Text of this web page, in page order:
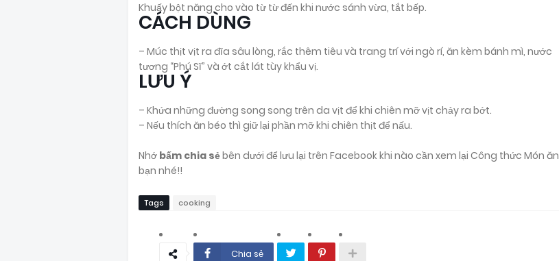
Khuấy bột năng cho vào từ từ đến khi nước sánh vừa, tắt bếp.
CÁCH DÙNG
– Múc thịt vịt ra đĩa sâu lòng, rắc thêm tiêu và trang trí với ngò rí, ăn kèm bánh mì, nước
tương “Phú Sĩ” và ớt cắt lát tùy khẩu vị.
LƯU Ý
– Khứa những đường song song trên da vịt để khi chiên mỡ vịt chảy ra bớt.
– Nếu thích ăn béo thì giữ lại phần mỡ khi chiên thịt để nấu.
Nhớ bấm chia sẻbên dưới để lưu lại trên Facebook khi nào cần xem lại Công thức Món ăn
bạn nhé!!
Tags cooking
Chia sẻ